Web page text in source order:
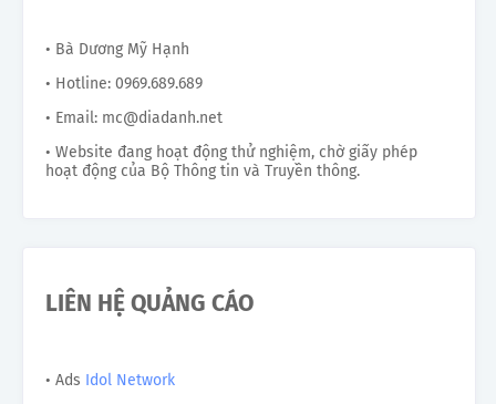
• Bà Dương Mỹ Hạnh
• Hotline: 0969.689.689
• Email: mc@diadanh.net
• Website đang hoạt động thử nghiệm, chờ giấy phép
hoạt động của Bộ Thông tin và Truyền thông.
LIÊN HỆ QUẢNG CÁO
• Ads Idol Network